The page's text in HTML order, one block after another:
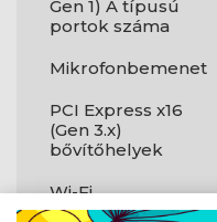
Gen 1) A típusú
portok száma
Mikrofonbemenet
PCI Express x16
(Gen 3.x)
bővítőhelyek
Wi-Fi